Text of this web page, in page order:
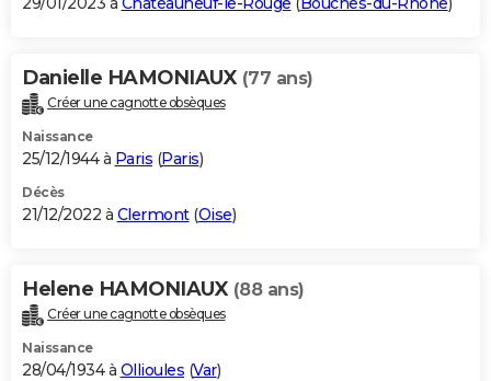
Danielle HAMONIAUX (77 ans)
Créer une cagnotte obsèques
Naissance
25/12/1944 à Paris (Paris)
Décès
21/12/2022 à Clermont(Oise)
Helene HAMONIAUX (88 ans)
Créer une cagnotte obsèques
Naissance
28/04/1934 à Ollioules (Var)